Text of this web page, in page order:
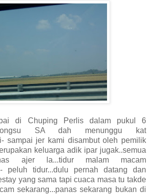
di Chuping Perlis dalam pukul 6
SA dah menunggu kat
sampai jer kami disambut oleh pemilik
keluarga adik ipar jugak..semua
ajer la...tidur malam macam
peluh tidur...dulu pernah datang dan
yang sama tapi cuaca masa tu takde
sekarang...panas sekarang bukan di